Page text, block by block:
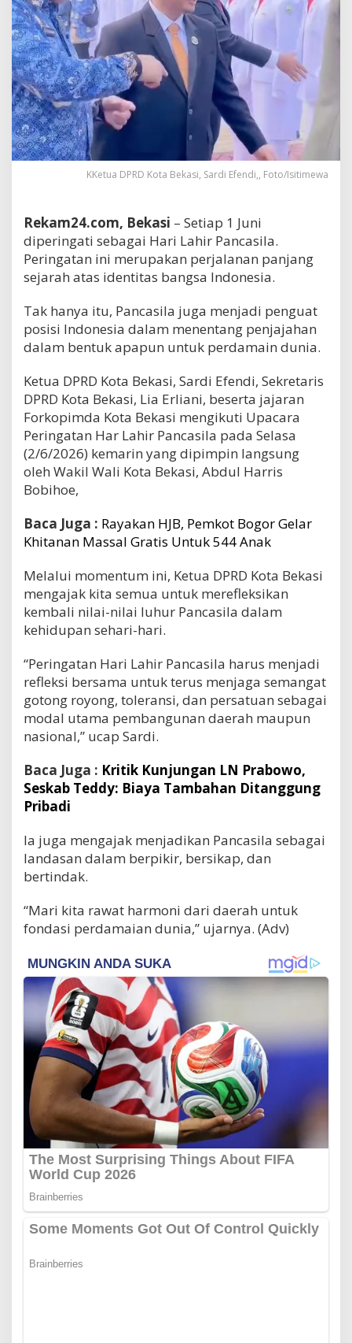
KKetua DPRD Kota Bekasi, Sardi Efendi,, Foto/Isitimewa
Rekam24.com, Bekasi – Setiap 1 Juni
diperingati sebagai Hari Lahir Pancasila.
Peringatan ini merupakan perjalanan panjang
sejarah atas identitas bangsa Indonesia.
Tak hanya itu, Pancasila juga menjadi penguat
posisi Indonesia dalam menentang penjajahan
dalam bentuk apapun untuk perdamain dunia.
Ketua DPRD Kota Bekasi, Sardi Efendi, Sekretaris
DPRD Kota Bekasi, Lia Erliani, beserta jajaran
Forkopimda Kota Bekasi mengikuti Upacara
Peringatan Har Lahir Pancasila pada Selasa
(2/6/2026) kemarin yang dipimpin langsung
oleh Wakil Wali Kota Bekasi, Abdul Harris
Bobihoe,
Baca Juga : Rayakan HJB, Pemkot Bogor Gelar
Khitanan Massal Gratis Untuk 544 Anak
Melalui momentum ini, Ketua DPRD Kota Bekasi
mengajak kita semua untuk merefleksikan
kembali nilai-nilai luhur Pancasila dalam
kehidupan sehari-hari.
“Peringatan Hari Lahir Pancasila harus menjadi
refleksi bersama untuk terus menjaga semangat
gotong royong, toleransi, dan persatuan sebagai
modal utama pembangunan daerah maupun
nasional,” ucap Sardi.
Baca Juga : Kritik Kunjungan LN Prabowo,
Seskab Teddy: Biaya Tambahan Ditanggung
Pribadi
Ia juga mengajak menjadikan Pancasila sebagai
landasan dalam berpikir, bersikap, dan
bertindak.
“Mari kita rawat harmoni dari daerah untuk
fondasi perdamaian dunia,” ujarnya. (Adv)